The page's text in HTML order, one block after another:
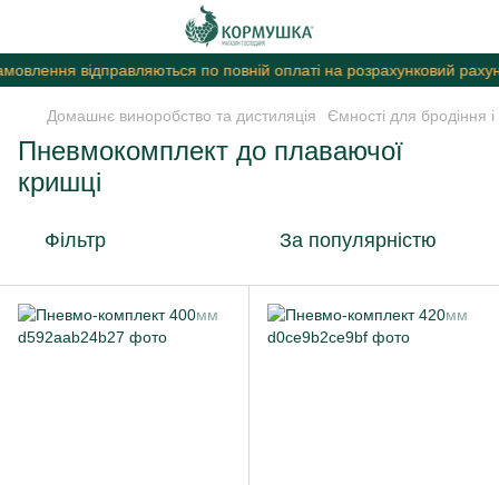
відправляються по повній оплаті на розрахунковий
Домашнє виноробство та дистиляція Ємності для бродіння
Пневмокомплект до плаваючої
кришці
Фільтр За популярністю